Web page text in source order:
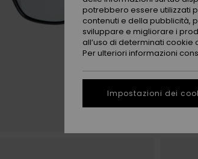
potrebbero essere utilizzati
contenuti e della pubblicità,
sviluppare e migliorare i
all’uso di determinati
Per ulteriori informazioni
Impostazioni dei